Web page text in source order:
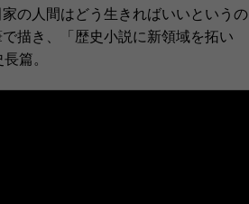
の人間はどう生きればいいというの
描き、「歴史小説に新領域を拓い
篇。